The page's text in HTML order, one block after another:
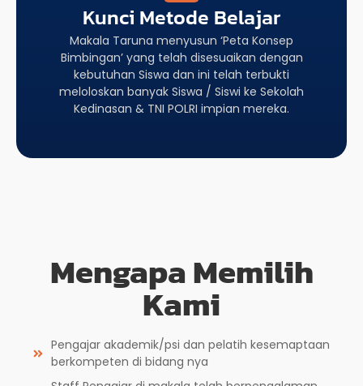
Kunci Metode Belajar
Makala Taruna menyusun ‘Peta Konsep
Bimbingan’ yang telah disesuaikan dengan
kebutuhan Siswa dan ini telah terbukti
meloloskan banyak Siswa / Siswi ke Sekolah
Kedinasan & TNI POLRI impian mereka.
Mengapa Memilih
Kami
Pengajar akademik/psi dan pelatih kesemaptaan
berkompeten di bidang nya